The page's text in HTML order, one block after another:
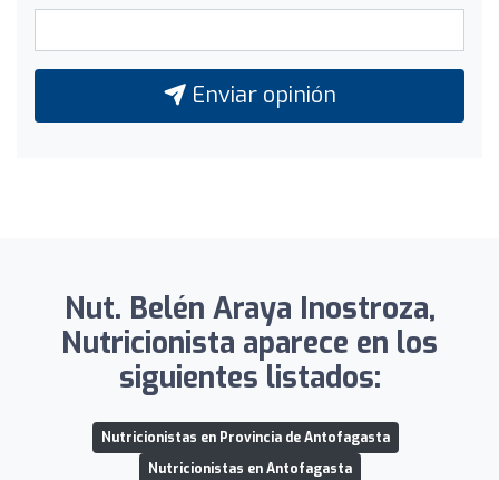
Enviar opinión
Nut. Belén Araya Inostroza,
Nutricionista aparece en los
siguientes listados:
Nutricionistas en Provincia de Antofagasta
Nutricionistas en Antofagasta